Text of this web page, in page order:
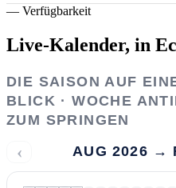
— Verfügbarkeit
Live-Kalender, in
DIE SAISON AUF
BLICK · WOCHE
ZUM SPRINGEN
‹ AUG 2026 →